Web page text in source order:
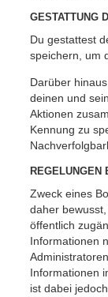
GESTATTUNG
Du gestattest
speichern, um
Darüber
deinen und
Aktionen
Kennung zu
REGELUNGEN
Zweck eines
daher
öffentlich
Informationen
Informationen
ist dabei